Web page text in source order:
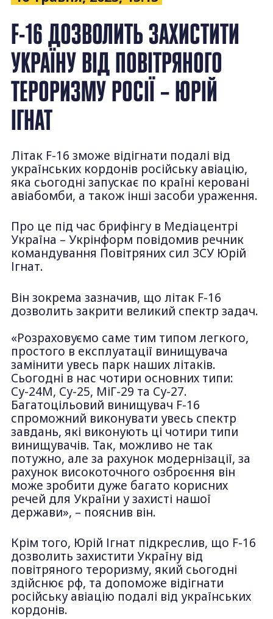
F-16 ДОЗВОЛИТЬ ЗАХИСТИТИ
УКРАЇНУ ВІД ПОВІТРЯНОГО
ТЕРОРИЗМУ РОСІЇ – ЮРІЙ
ІГНАТ
Літак F-16 зможе відігнати подалі від
українських кордонів російську авіацію,
яка сьогодні запускає по країні керовані
авіабомби, а також інші засоби ураження.
Про це під час брифінгу в Медіацентрі
Україна – Укрінформ повідомив речник
командування Повітряних сил ЗСУ Юрій
Ігнат.
Він зокрема зазначив, що літак F-16
дозволить закрити великий спектр задач.
«Розраховуємо саме тим типом легкого,
простого в експлуатації винищувача
замінити увесь парк наших літаків.
Сьогодні в нас чотири основних типи:
Су-24М, Су-25, МіГ-29 та Су-27.
Багатоцільовий винищувач F-16
спроможний виконувати увесь спектр
завдань, які виконують ці чотири типи
винищувачів. Так, можливо не так
потужно, але за рахунок модернізації, за
рахунок високоточного озброєння він
може зробити дуже багато корисних
речей для України у захисті нашої
держави», – пояснив він.
Крім того, Юрій Ігнат підкреслив, що F-16
дозволить захистити Україну від
повітряного тероризму, який сьогодні
здійснює рф, та допоможе відігнати
російську авіацію подалі від українських
кордонів.